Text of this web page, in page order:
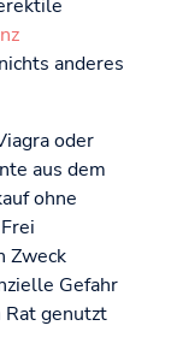
anderes
oder
aus dem
ohne
Zweck
Gefahr
Rat genutzt